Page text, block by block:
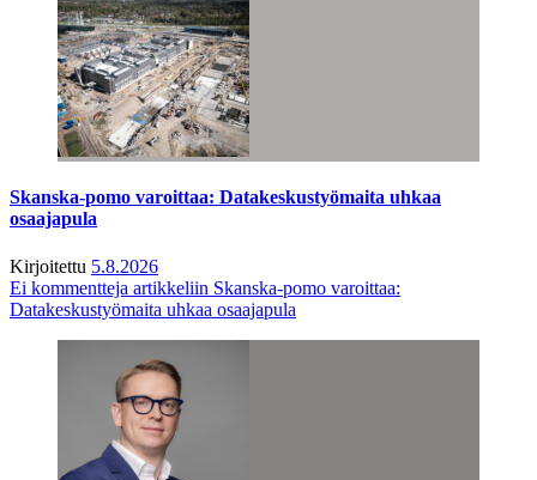
Skanska-pomo varoittaa: Datakeskustyömaita uhkaa
osaajapula
Kirjoitettu 5.8.2026
Ei kommentteja artikkeliin Skanska-pomo varoittaa:
Datakeskustyömaita uhkaa osaajapula